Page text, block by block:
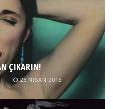
ÇIKARIN!
25 NISAN 2015